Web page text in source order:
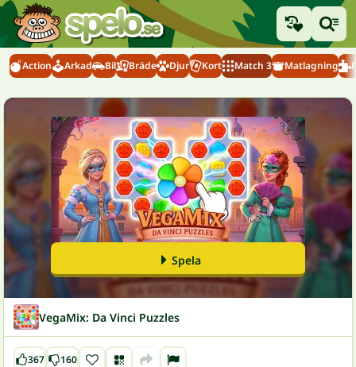
Action Arkad Bil Bräde Djur Kort Match 3 Matlagning
Spela
VegaMix: Da Vinci Puzzles
367 160